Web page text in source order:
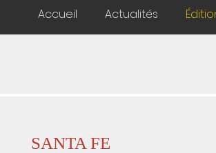
Accueil Actualités
SANTA FE